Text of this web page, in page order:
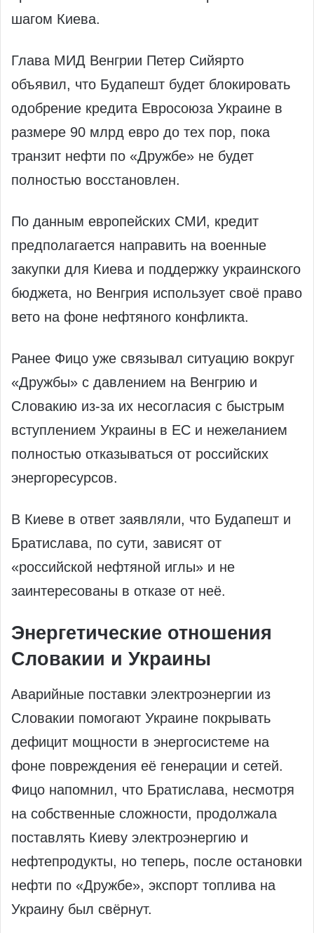
шагом Киева.
Глава МИД Венгрии Петер Сийярто
объявил, что Будапешт будет блокировать
одобрение кредита Евросоюза Украине в
размере 90 млрд евро до тех пор, пока
транзит нефти по «Дружбе» не будет
полностью восстановлен.
По данным европейских СМИ, кредит
предполагается направить на военные
закупки для Киева и поддержку украинского
бюджета, но Венгрия использует своё право
вето на фоне нефтяного конфликта.
Ранее Фицо уже связывал ситуацию вокруг
«Дружбы» с давлением на Венгрию и
Словакию из‑за их несогласия с быстрым
вступлением Украины в ЕС и нежеланием
полностью отказываться от российских
энергоресурсов.
В Киеве в ответ заявляли, что Будапешт и
Братислава, по сути, зависят от
«российской нефтяной иглы» и не
заинтересованы в отказе от неё.
Энергетические отношения
Словакии и Украины
Аварийные поставки электроэнергии из
Словакии помогают Украине покрывать
дефицит мощности в энергосистеме на
фоне повреждения её генерации и сетей.
Фицо напомнил, что Братислава, несмотря
на собственные сложности, продолжала
поставлять Киеву электроэнергию и
нефтепродукты, но теперь, после остановки
нефти по «Дружбе», экспорт топлива на
Украину был свёрнут.